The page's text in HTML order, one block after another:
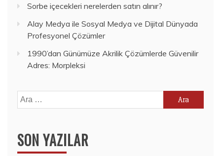
Sorbe içecekleri nerelerden satın alınır?
Alay Medya ile Sosyal Medya ve Dijital Dünyada
Profesyonel Çözümler
1990’dan Günümüze Akrilik Çözümlerde Güvenilir
Adres: Morpleksi
Arama:
SON YAZILAR